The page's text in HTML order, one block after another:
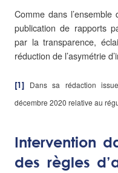
Comme dans
publication de rapports
par la transparence,
réduction de l’asymétrie
[1]
Dans sa rédaction
décembre 2020 relative au
Intervention
des règles